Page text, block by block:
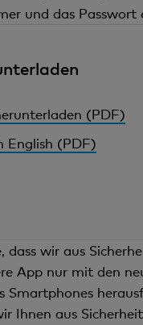
und das
(PDF)
English (PDF)
dass wir aus
App nur mit den
Smartphones
Ihnen aus